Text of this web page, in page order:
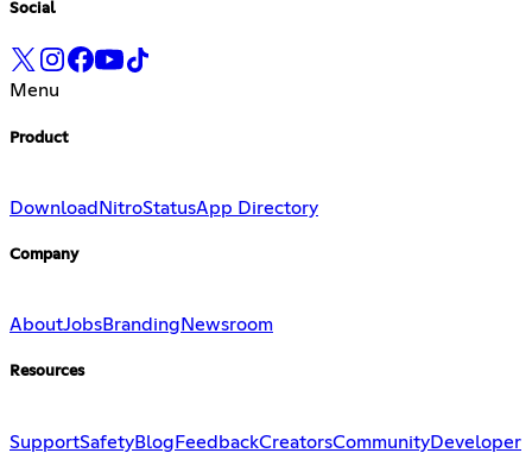
Social
Menu
Product
Download NitroStatusApp Directory
Company
AboutJobsBranding Newsroom
Resources
SupportSafetyBlogFeedbackCreatorsCommunityDeveloper